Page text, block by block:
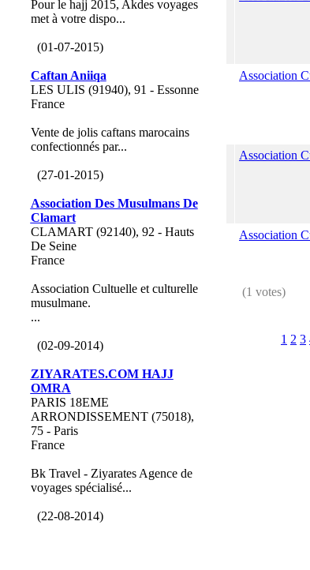
Pour le hajj 2015, Akdes voyages
met à votre dispo...
(01-07-2015)
Caftan Aniiqa
LES ULIS (91940), 91 - Essonne
France
Vente de jolis caftans marocains
confectionnés par...
(27-01-2015)
Association Des Musulmans De
Clamart
CLAMART (92140), 92 - Hauts
De Seine
France
Association Cultuelle et culturelle
musulmane.
...
(02-09-2014)
ZIYARATES.COM HAJJ
OMRA
PARIS 18EME
ARRONDISSEMENT (75018),
75 - Paris
France
Bk Travel - Ziyarates Agence de
voyages spécialisé...
(22-08-2014)
Association
Association
Association
(1 votes)
1 2 3